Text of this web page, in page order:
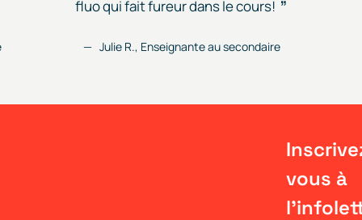
fluo qui fait fureur dans le cours!
Julie R., Enseignante au secondaire
vous à